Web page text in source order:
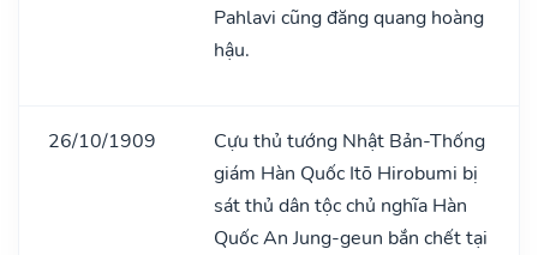
Pahlavi cũng đăng quang hoàng
hậu.
26/10/1909
Cựu thủ tướng Nhật Bản-Thống
giám Hàn Quốc Itō Hirobumi bị
sát thủ dân tộc chủ nghĩa Hàn
Quốc An Jung-geun bắn chết tại